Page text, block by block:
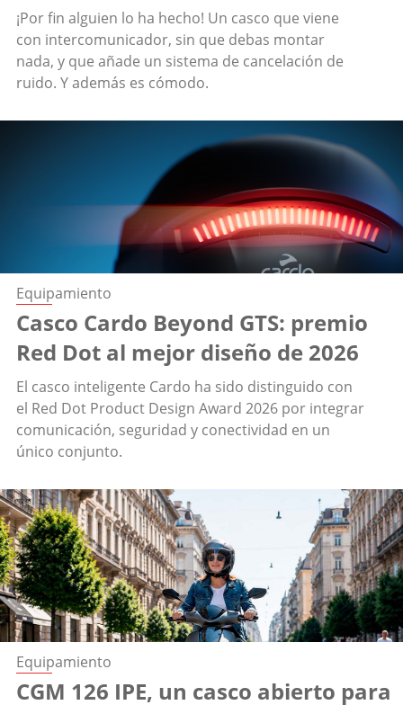
¡Por fin alguien lo ha hecho! Un casco que viene
con intercomunicador, sin que debas montar
nada, y que añade un sistema de cancelación de
ruido. Y además es cómodo.
Equipamiento
Casco Cardo Beyond GTS: premio
Red Dot al mejor diseño de 2026
El casco inteligente Cardo ha sido distinguido con
el Red Dot Product Design Award 2026 por integrar
comunicación, seguridad y conectividad en un
único conjunto.
Equipamiento
CGM 126 IPE, un casco abierto para